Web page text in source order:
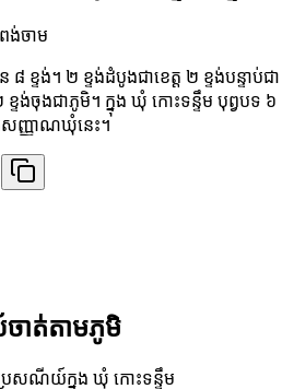
ង់ចាម
ទង់។ ២ ខ្ទង់ដំបូងជាខេត្ត ២ ខ្ទង់បន្ទាប់ជា
ទង់ចុងជាភូមិ។ ក្នុង ឃុំ កោះទន្ទឹម បុព្វបទ ៦
ញ្ញាណឃុំនេះ។
ាត់តាមភូមិ
សណីយ៍ក្នុង ឃុំ កោះទន្ទឹម